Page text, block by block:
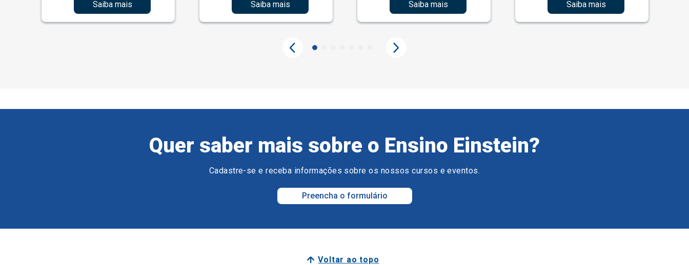
Saiba mais Saiba mais Saiba mais Saiba mais
Quer saber mais sobre o Ensino Einstein?
Cadastre-se e receba informações sobre os nossos cursos e eventos.
Preencha o formulário
Voltar ao topo